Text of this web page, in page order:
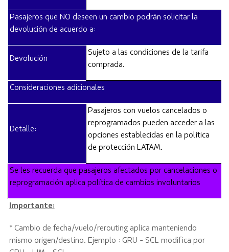
Pasajeros que NO deseen un cambio podrán solicitar la
devolución de acuerdo a:
Devolución
Sujeto a las condiciones de la tarifa
comprada.
Consideraciones adicionales
Detalle:
Pasajeros con vuelos cancelados o
reprogramados pueden acceder a las
opciones establecidas en la política
de protección LATAM.
Se les recuerda que pasajeros afectados por cancelaciones o
reprogramación aplica política de cambios involuntarios
Importante:
* Cambio de fecha/vuelo/reroutingaplica manteniendo
mismo origen/destino. Ejemplo : GRU - SCL modifica por